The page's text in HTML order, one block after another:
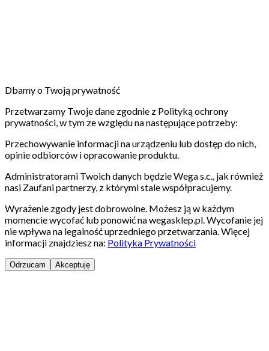
Dbamy o Twoją prywatność
Przetwarzamy Twoje dane zgodnie z Polityką ochrony
prywatności, w tym ze względu na następujące potrzeby:
Przechowywanie informacji na urządzeniu lub dostęp do nich,
opinie odbiorców i opracowanie produktu.
Administratorami Twoich danych będzie Wega s.c., jak również
nasi Zaufani partnerzy, z którymi stale współpracujemy.
Wyrażenie zgody jest dobrowolne. Możesz ją w każdym
momencie wycofać lub ponowić na wegasklep.pl. Wycofanie jej
nie wpływa na legalność uprzedniego przetwarzania. Więcej
informacji znajdziesz na: Polityka Prywatności
Odrzucam Akceptuję